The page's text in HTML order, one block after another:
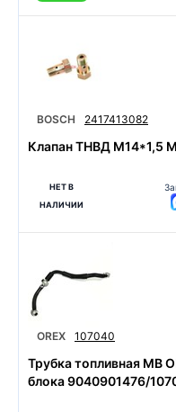
BOSCH 2417413082
Клапан ТНВД M14*1,5
НЕТ В
НАЛИЧИИ
OREX 107040
Трубка топливная MB
блока 9040901476/